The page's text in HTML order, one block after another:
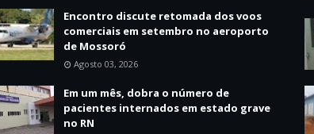
Encontro discute retomada dos voos
comerciais em setembro no aeroporto
de Mossoró
Agosto 03, 2026
Em um mês, dobra o número de
pacientes internados em estado grave
no RN